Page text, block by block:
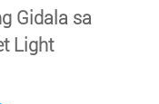
Gidala sa
Light